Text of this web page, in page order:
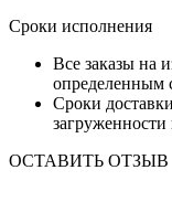
Сроки исполнения
Все заказы на
определенным
Сроки
загруженности
ОСТАВИТЬ ОТЗЫВ